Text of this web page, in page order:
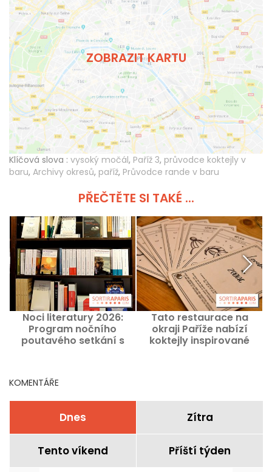
ZOBRAZIT KARTU
Klíčová slova : vysoký močál, Paříž 3, průvodce koktejly v
baru, Archivy okresů, paříž, Průvodce rande v baru
PŘEČTĚTE SI TAKÉ ...
Noci literatury 2026:
Program nočního
poutavého setkání s
Tato restaurace na
okraji Paříže nabízí
koktejly inspirované
KOMENTÁŘE
Dnes Zítra
Tento víkend Příští týden